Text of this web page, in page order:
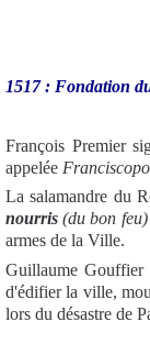
1517 : Fondation
François Premier
appelée
La salamandre du
nourris(du bon feu)
armes de la Ville.
Guillaume
d'édifier la ville,
lors du désastre de